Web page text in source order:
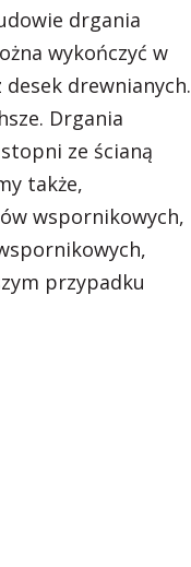
drgania
wykończyć w
desek drewnianych.
Drgania
ze ścianą
także,
wspornikowych,
przypadku